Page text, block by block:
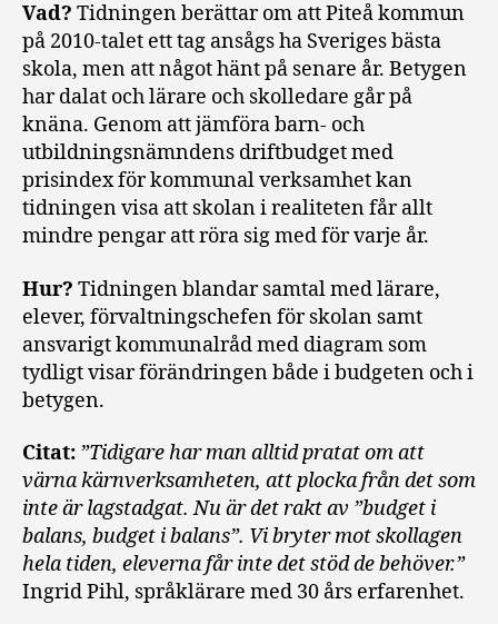
Vad? Tidningen berättar om att Piteå kommun
på 2010-talet ett tag ansågs ha Sveriges bästa
skola, men att något hänt på senare år. Betygen
har dalat och lärare och skolledare går på
knäna. Genom att jämföra barn- och
utbildningsnämndens driftbudget med
prisindex för kommunal verksamhet kan
tidningen visa att skolan i realiteten får allt
mindre pengar att röra sig med för varje år.
Hur? Tidningen blandar samtal med lärare,
elever, förvaltningschefen för skolan samt
ansvarigt kommunalråd med diagram som
tydligt visar förändringen både i budgeten och i
betygen.
Citat: ”Tidigare har man alltid pratat om att
värna kärnverksamheten, att plocka från det som
inte är lagstadgat. Nu är det rakt av ”budget i
balans, budget i balans”. Vi bryter mot skollagen
hela tiden, eleverna får inte det stöd de behöver.”
Ingrid Pihl, språklärare med 30 års erfarenhet.